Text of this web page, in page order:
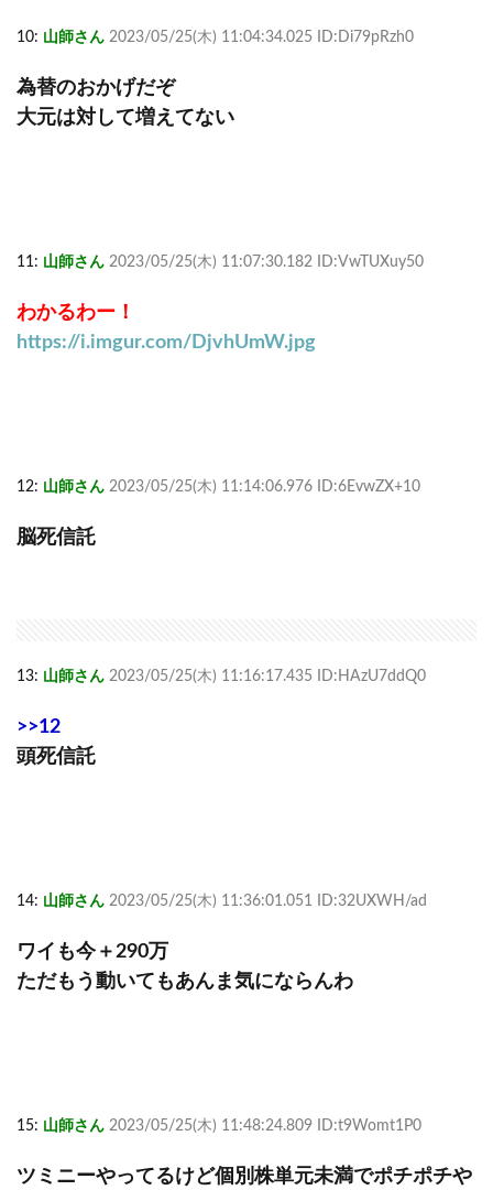
10: 山師さん 2023/05/25(木) 11:04:34.025 ID:Di79pRzh0
為替のおかげだぞ
大元は対して増えてない
11: 山師さん 2023/05/25(木) 11:07:30.182 ID:VwTUXuy50
わかるわー！
https://i.imgur.com/DjvhUmW.jpg
12: 山師さん 2023/05/25(木) 11:14:06.976 ID:6EvwZX+10
脳死信託
13: 山師さん 2023/05/25(木) 11:16:17.435 ID:HAzU7ddQ0
>>12
頭死信託
14: 山師さん 2023/05/25(木) 11:36:01.051 ID:32UXWH/ad
ワイも今＋290万
ただもう動いてもあんま気にならんわ
15: 山師さん 2023/05/25(木) 11:48:24.809 ID:t9Womt1P0
ツミニーやってるけど個別株単元未満でポチポチや